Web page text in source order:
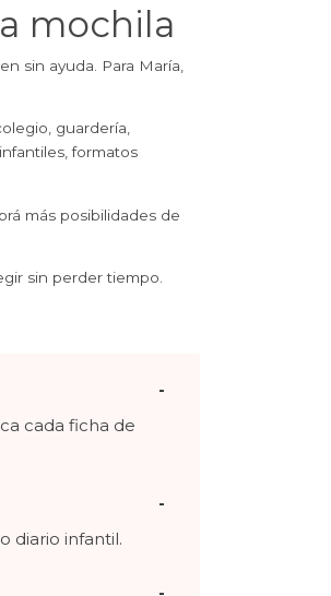
mochila
sin ayuda. Para María,
guardería,
formatos
más posibilidades de
sin perder tiempo.
cada ficha de
diario infantil.